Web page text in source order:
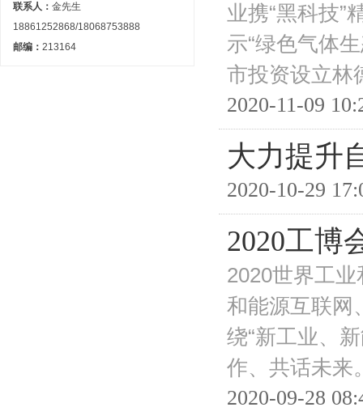
联系人： 金先生
18861252868/18068753888
邮编： 213164
业携“黑科技”
示“绿色气体
市投资设立
2020-11-09
大力提升
2020-10-29
2020工博
2020世界工
和能源互联网
绕“新工业、
作、共话未
2020-09-28